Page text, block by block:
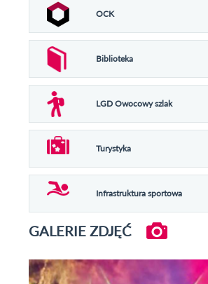
OCK
Biblioteka
LGD Owocowy szlak
Turystyka
Infrastruktura sportowa
GALERIE ZDJĘĆ